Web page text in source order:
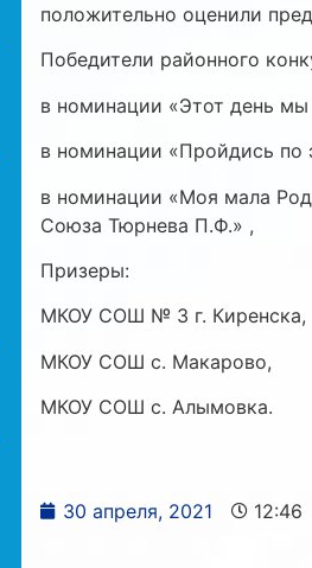
положительно оценили
Победители районного
в номинации «Этот день
в номинации «Пройдись
в номинации «Моя мала
Союза Тюрнева П.Ф.» ,
Призеры:
МКОУ СОШ № 3 г. Киренска,
МКОУ СОШ с. Макарово,
МКОУ СОШ с. Алымовка.
30 апреля, 2021 12:46